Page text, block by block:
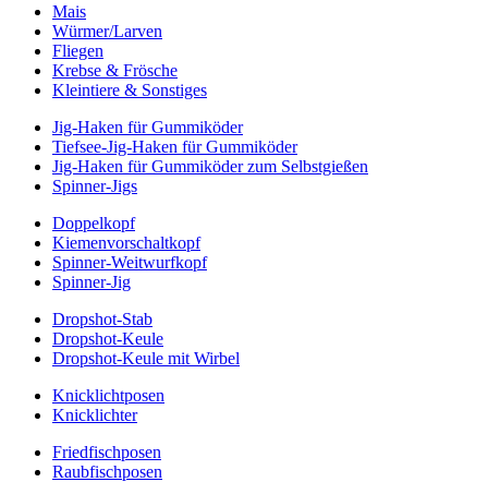
Mais
Würmer/Larven
Fliegen
Krebse & Frösche
Kleintiere & Sonstiges
Jig-Haken für Gummiköder
Tiefsee-Jig-Haken für Gummiköder
Jig-Haken für Gummiköder zum Selbstgießen
Spinner-Jigs
Doppelkopf
Kiemenvorschaltkopf
Spinner-Weitwurfkopf
Spinner-Jig
Dropshot-Stab
Dropshot-Keule
Dropshot-Keule mit Wirbel
Knicklichtposen
Knicklichter
Friedfischposen
Raubfischposen